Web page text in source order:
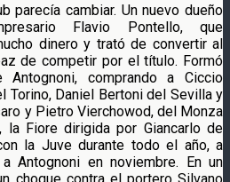
parecía cambiar. Un nuevo dueño
Flavio Pontello, que
dinero y trató de convertir al
de competir por el título. Formó
comprando a Ciccio
Torino, Daniel Bertoni del Sevilla y
y Pietro Vierchowod, del Monza
la Fiore dirigida por Giancarlo de
la Juve durante todo el año, a
Antognoni en noviembre. En un